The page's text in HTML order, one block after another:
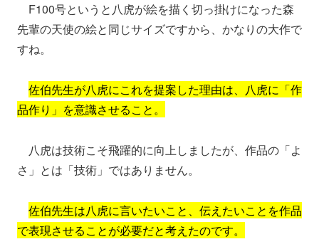
F100号というと八虎が絵を描く切っ掛けになった森
先輩の天使の絵と同じサイズですから、かなりの大作で
すね。
佐伯先生が八虎にこれを提案した理由は、八虎に「作
品作り」を意識させること。
八虎は技術こそ飛躍的に向上しましたが、作品の「よ
さ」とは「技術」ではありません。
佐伯先生は八虎に言いたいこと、伝えたいことを作品
で表現させることが必要だと考えたのです。